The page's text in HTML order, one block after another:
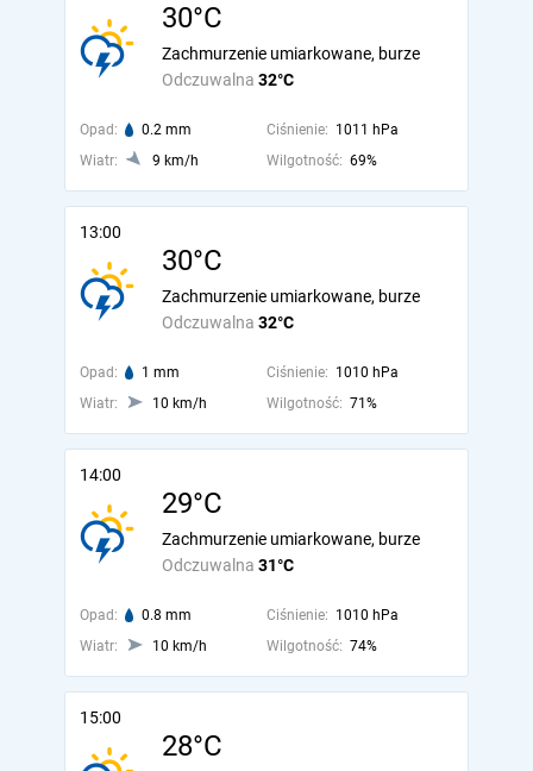
30°C
Odczuwalna 32°C
Zachmurzenie umiarkowane, burze
Opad: 0.2 mm Ciśnienie: 1011 hPa
Wiatr:
9 km/h Wilgotność: 69%
13:00
30°C
Odczuwalna 32°C
Zachmurzenie umiarkowane, burze
Opad: 1 mm Ciśnienie: 1010 hPa
Wiatr:
10 km/h Wilgotność: 71%
14:00
29°C
Odczuwalna 31°C
Zachmurzenie umiarkowane, burze
Opad: 0.8 mm Ciśnienie: 1010 hPa
Wiatr:
10 km/h Wilgotność: 74%
15:00
28°C